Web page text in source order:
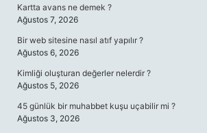
Kartta avans ne demek ?
Ağustos 7, 2026
Bir web sitesine nasıl atıf yapılır ?
Ağustos 6, 2026
Kimliği oluşturan değerler nelerdir ?
Ağustos 5, 2026
45 günlük bir muhabbet kuşu uçabilir mi ?
Ağustos 3, 2026